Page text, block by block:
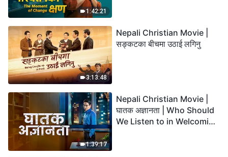
1:42:21
3:13:48
Nepali Christian Movie |
सङ्कटका बीचमा उठाई लगिनु
1:39:17
Nepali Christian Movie |
घातक अज्ञानता | Who Should
We Listen to in Welcoming